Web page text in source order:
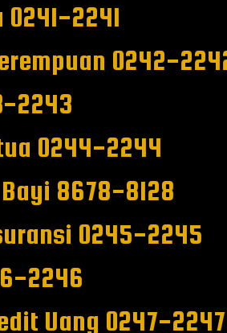
2241
0242-
2243
0244-2244
8678-8128
0245-2245
2246
Uang 0247-2247